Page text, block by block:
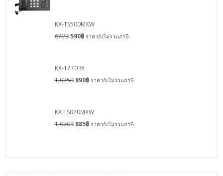
KX-TS500MXW
672฿ 590฿ ราคายังไม่รวมภาษี
KX-T7703X
1,025฿ 890฿ ราคายังไม่รวมภาษี
KX TS820MXW
1,020฿ 885฿ ราคายังไม่รวมภาษี